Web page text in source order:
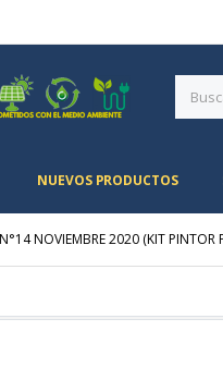
NUEVOS PRODUCTOS
NOVIEMBRE 2020 (KIT PINTOR